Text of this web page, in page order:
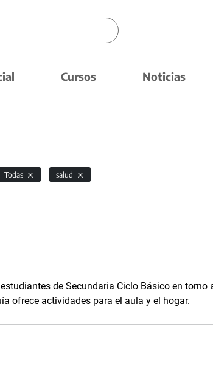
Cursos Noticias
Todas salud
de Secundaria Ciclo Básico en torno
ofrece actividades para el aula y el hogar.